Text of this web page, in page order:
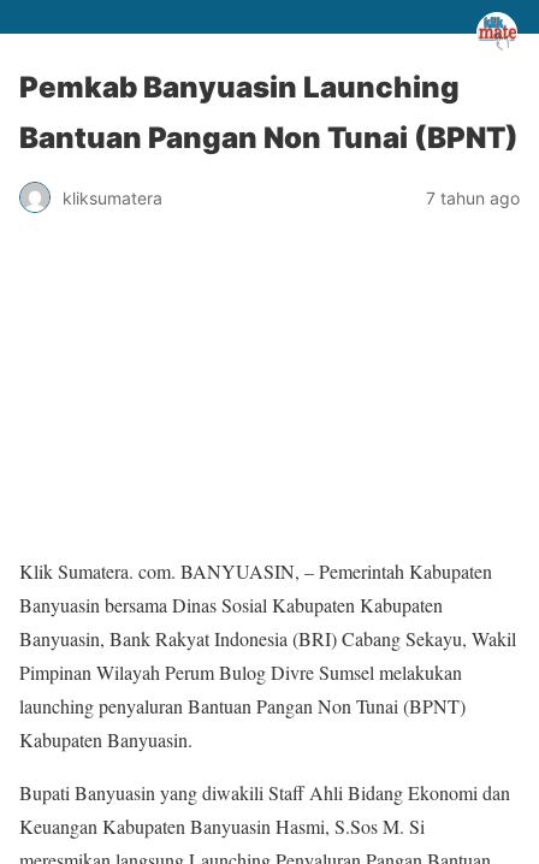
Pemkab Banyuasin Launching
Bantuan Pangan Non Tunai (BPNT)
kliksumatera 7 tahun ago
Klik Sumatera. com. BANYUASIN, – Pemerintah Kabupaten
Banyuasin bersama Dinas Sosial Kabupaten Kabupaten
Banyuasin, Bank Rakyat Indonesia (BRI) Cabang Sekayu, Wakil
Pimpinan Wilayah Perum Bulog Divre Sumsel melakukan
launching penyaluran Bantuan Pangan Non Tunai (BPNT)
Kabupaten Banyuasin.
Bupati Banyuasin yang diwakili Staff Ahli Bidang Ekonomi dan
Keuangan Kabupaten Banyuasin Hasmi, S.Sos M. Si